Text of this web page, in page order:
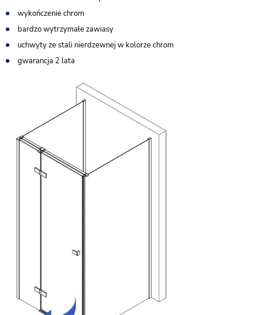
wykończenie chrom
bardzo wytrzymałe zawiasy
uchwyty ze stali nierdzewnej w kolorze chrom
gwarancja 2 lata